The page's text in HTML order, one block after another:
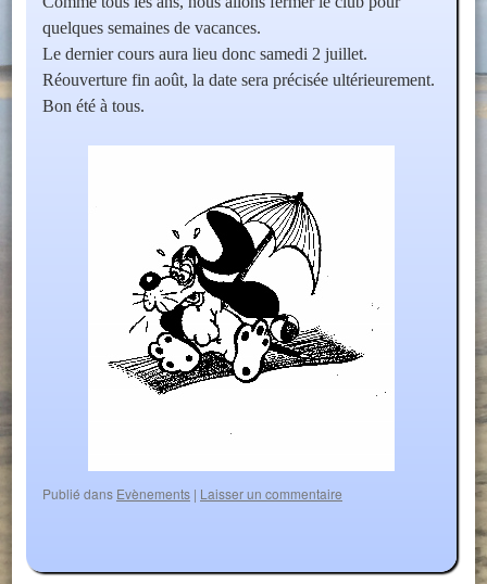
quelques semaines de vacances.
Le dernier cours aura lieu donc samedi 2 juillet.
Réouverture fin août, la date sera précisée ultérieurement.
Bon été à tous.
Publié dans Evènements | Laisser un commentaire